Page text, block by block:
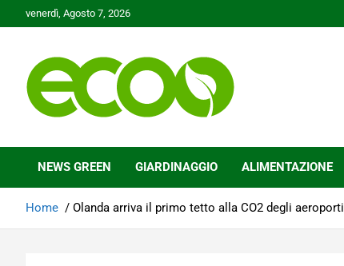
to
venerdì, Agosto 7, 2026
Ecoo.it
NEWS GREEN GIARDINAGGIO ALIMENTAZIONE
Home Olanda arriva il primo tetto alla CO2 degli aeroporti